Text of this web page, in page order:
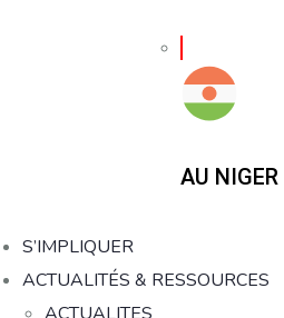
AU NIGER
S’IMPLIQUER
ACTUALITÉS & RESSOURCES